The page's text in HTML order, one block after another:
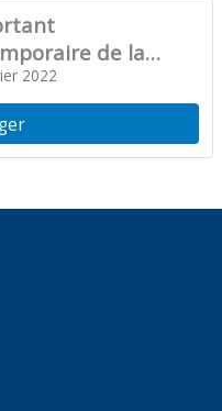
de la
: Rue
2022